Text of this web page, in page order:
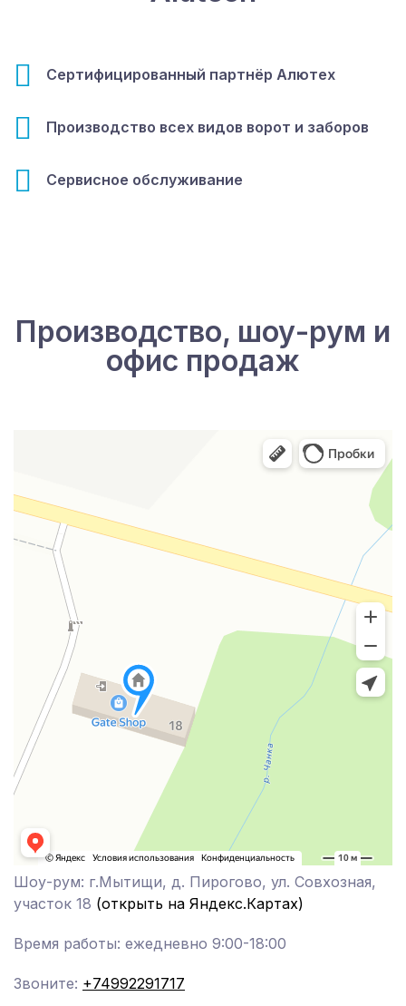
Сертифицированный партнёр Алютех
Производство всех видов ворот и заборов
Сервисное обслуживание
Производство, шоу-рум и
офис продаж
Шоу-рум: г.Мытищи, д. Пирогово, ул. Совхозная,
участок 18 (открыть на Яндекс.Картах)
Время работы: ежедневно 9:00-18:00
Звоните: +74992291717